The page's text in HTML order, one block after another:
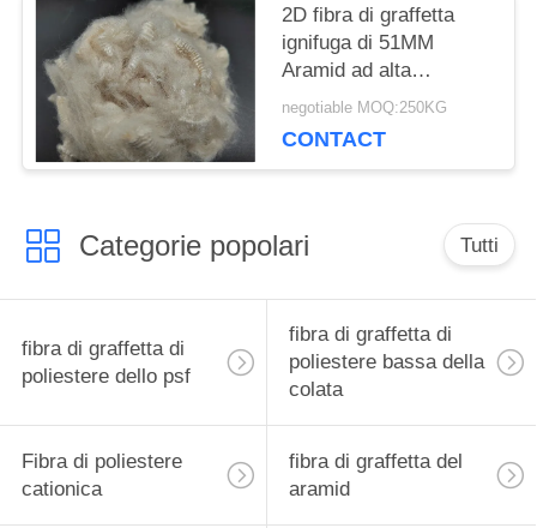
2D fibra di graffetta
ignifuga di 51MM
Aramid ad alta
resistenza
negotiable MOQ:250KG
CONTACT
Categorie popolari Tutti
fibra di graffetta di
poliestere dello psf
fibra di graffetta di
poliestere bassa della
colata
Fibra di poliestere
cationica
fibra di graffetta del
aramid